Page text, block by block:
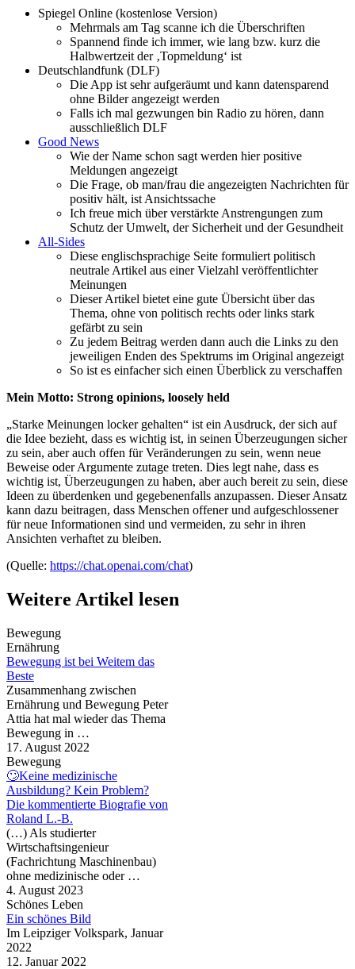
Spiegel Online (kostenlose Version)
Mehrmals am Tag scanne ich die Überschriften
Spannend finde ich immer, wie lang bzw. kurz die
Halbwertzeit der ‚Topmeldung‘ ist
Deutschlandfunk (DLF)
Die App ist sehr aufgeräumt und kann datensparend
ohne Bilder angezeigt werden
Falls ich mal gezwungen bin Radio zu hören, dann
ausschließlich DLF
Good News
Wie der Name schon sagt werden hier positive
Meldungen angezeigt
Die Frage, ob man/frau die angezeigten Nachrichten für
positiv hält, ist Ansichtssache
Ich freue mich über verstärkte Anstrengungen zum
Schutz der Umwelt, der Sicherheit und der Gesundheit
All-Sides
Diese englischsprachige Seite formuliert politisch
neutrale Artikel aus einer Vielzahl veröffentlichter
Meinungen
Dieser Artikel bietet eine gute Übersicht über das
Thema, ohne von politisch rechts oder links stark
gefärbt zu sein
Zu jedem Beitrag werden dann auch die Links zu den
jeweiligen Enden des Spektrums im Original angezeigt
So ist es einfacher sich einen Überblick zu verschaffen
Mein Motto: Strong opinions, loosely held
„Starke Meinungen locker gehalten“ ist ein Ausdruck, der sich auf
die Idee bezieht, dass es wichtig ist, in seinen Überzeugungen sicher
zu sein, aber auch offen für Veränderungen zu sein, wenn neue
Beweise oder Argumente zutage treten. Dies legt nahe, dass es
wichtig ist, Überzeugungen zu haben, aber auch bereit zu sein, diese
Ideen zu überdenken und gegebenenfalls anzupassen. Dieser Ansatz
kann dazu beitragen, dass Menschen offener und aufgeschlossener
für neue Informationen sind und vermeiden, zu sehr in ihren
Ansichten verhaftet zu bleiben.
(Quelle: https://chat.openai.com/chat)
Weitere Artikel lesen
Bewegung
Ernährung
Bewegung ist bei Weitem das
Beste
Zusammenhang zwischen
Ernährung und Bewegung Peter
Attia hat mal wieder das Thema
Bewegung in …
17. August 2022
Bewegung
🙄Keine medizinische
Ausbildung? Kein Problem?
Die kommentierte Biografie von
Roland L.-B.
(…) Als studierter
Wirtschaftsingenieur
(Fachrichtung Maschinenbau)
ohne medizinische oder …
4. August 2023
Schönes Leben
Ein schönes Bild
Im Leipziger Volkspark, Januar
2022
12. Januar 2022